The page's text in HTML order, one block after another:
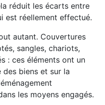
réduit les écarts entre
est réellement effectué.
autant. Couvertures
sangles, chariots,
: ces éléments ont un
biens et sur la
les moyens engagés.